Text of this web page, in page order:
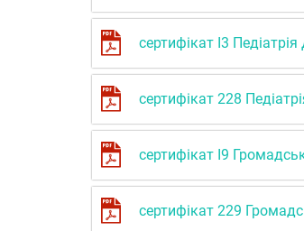
сертифікат І3
сертифікат 228
сертифікат І9
сертифікат 229